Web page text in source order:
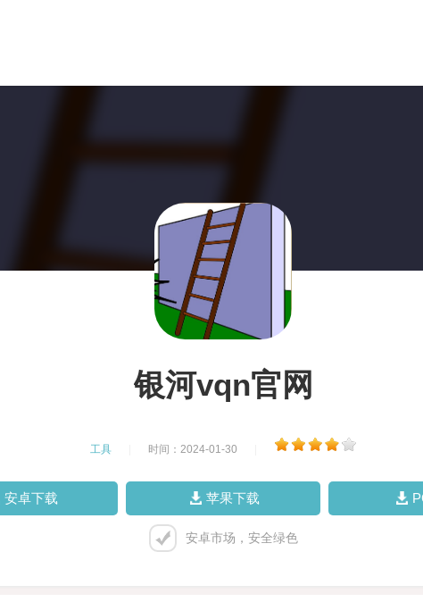
银河vqn官网
工具 时间：2024-01-30
安卓下载 苹果下载
安卓市场，安全绿色